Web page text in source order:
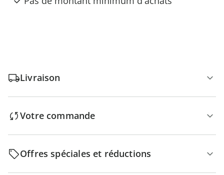
Livraison
Votre commande
Offres spéciales et réductions